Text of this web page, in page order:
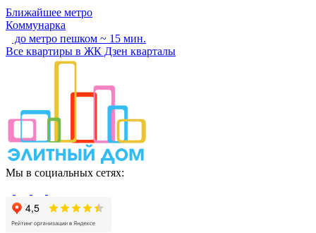
Ближайшее метро
Коммунарка
до метро пешком ~ 15 мин.
Все квартиры в ЖК Дзен кварталы
Мы в социальных сетях: